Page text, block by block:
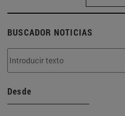
BUSCADOR NOTICIAS
Desde